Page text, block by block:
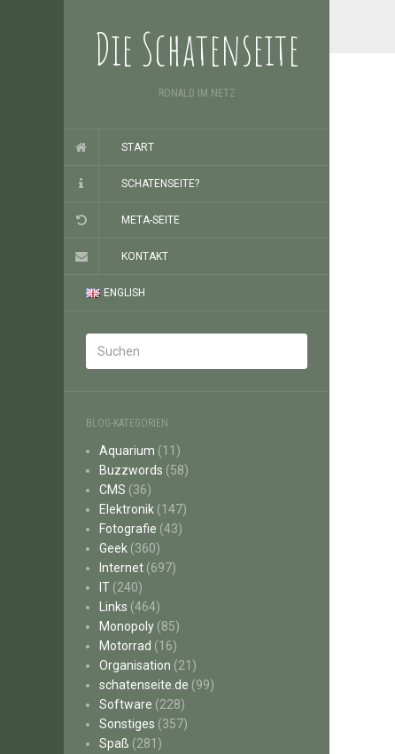
Die Schatenseite
RONALD IM NETZ
START
SCHATENSEITE?
META-SEITE
KONTAKT
ENGLISH
BLOG-KATEGORIEN
Aquarium (11)
Buzzwords (58)
CMS (36)
Elektronik (147)
Fotografie (43)
Geek (360)
Internet (697)
IT (240)
Links (464)
Monopoly (85)
Motorrad (16)
Organisation (21)
schatenseite.de (99)
Software (228)
Sonstiges (357)
Spaß (281)